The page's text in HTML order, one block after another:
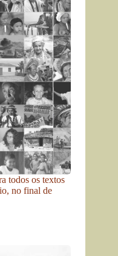
todos os textos
no final de